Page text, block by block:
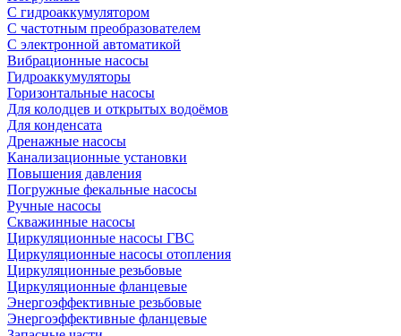
С гидроаккумулятором
С частотным преобразователем
С электронной автоматикой
Вибрационные насосы
Гидроаккумуляторы
Горизонтальные насосы
Для колодцев и открытых водоёмов
Для конденсата
Дренажные насосы
Канализационные установки
Повышения давления
Погружные фекальные насосы
Ручные насосы
Скважинные насосы
Циркуляционные насосы ГВС
Циркуляционные насосы отопления
Циркуляционные резьбовые
Циркуляционные фланцевые
Энергоэффективные резьбовые
Энергоэффективные фланцевые